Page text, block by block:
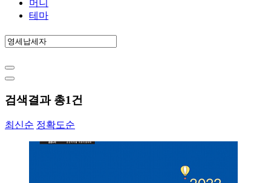
머니
테마
검색결과 총1건
최신순 정확도순